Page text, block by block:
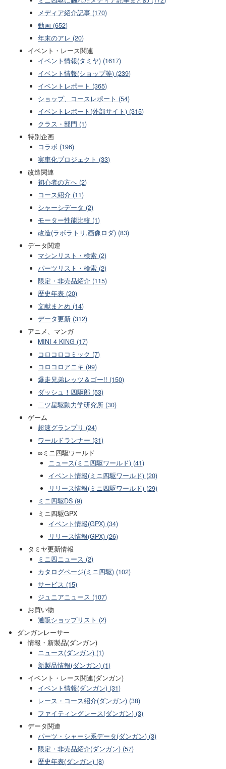
メディア紹介記事 (170)
動画 (652)
年末のアレ (20)
イベント・レース関連
イベント情報(タミヤ) (1617)
イベント情報(ショップ等) (239)
イベントレポート (365)
ショップ、コースレポート (54)
イベントレポート(外部サイト) (315)
クラス・部門 (1)
特別企画
コラボ (196)
実車化プロジェクト (33)
改造関連
初心者の方へ (2)
コース紹介 (11)
シャーシデータ (2)
モーター性能比較 (1)
改造(ラボラトリ,画像ロダ) (83)
データ関連
マシンリスト・検索 (2)
パーツリスト・検索 (2)
限定・非売品紹介 (115)
歴史年表 (20)
文献まとめ (14)
データ更新 (312)
アニメ、マンガ
MINI 4 KING (17)
コロコロコミック (7)
コロコロアニキ (99)
爆走兄弟レッツ＆ゴー!! (150)
ダッシュ！四駆郎 (53)
二ツ星駆動力学研究所 (30)
ゲーム
超速グランプリ (24)
ワールドランナー (31)
∞ミニ四駆ワールド
ニュース(ミニ四駆ワールド) (41)
イベント情報(ミニ四駆ワールド) (20)
リリース情報(ミニ四駆ワールド) (29)
ミニ四駆DS (9)
ミニ四駆GPX
イベント情報(GPX) (34)
リリース情報(GPX) (26)
タミヤ更新情報
ミニ四ニュース (2)
カタログページ(ミニ四駆) (102)
サービス (15)
ジュニアニュース (107)
お買い物
通販ショップリスト (2)
ダンガンレーサー
情報・新製品(ダンガン)
ニュース(ダンガン) (1)
新製品情報(ダンガン) (1)
イベント・レース関連(ダンガン)
イベント情報(ダンガン) (31)
レース・コース紹介(ダンガン) (38)
ファイティングレース(ダンガン) (3)
データ関連
パーツ・シャーシ系データ(ダンガン) (3)
限定・非売品紹介(ダンガン) (57)
歴史年表(ダンガン) (8)